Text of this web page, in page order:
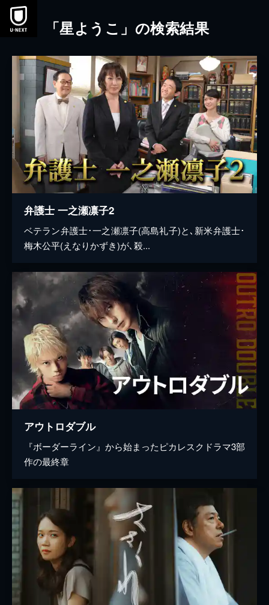
本文へスキップ
「星ようこ」の検索結果
弁護士 一之瀬凛子2
ベテラン弁護士･一之瀬凛子(高島礼子)と､新米弁護士･
梅木公平(えなりかずき)が､殺...
アウトロダブル
『ボーダーライン』から始まったピカレスクドラマ3部
作の最終章